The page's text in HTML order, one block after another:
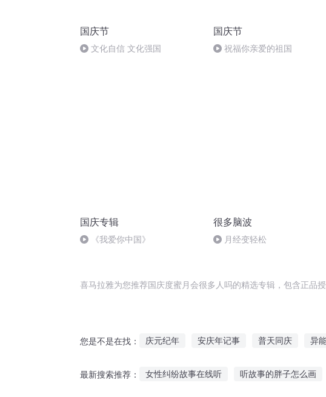
国庆节
文化自信 文化强国
国庆节
祝福你亲爱的祖国
国庆专辑
《我爱你中国》
很多脑波
月经变轻松
喜马拉雅为您推荐国庆度蜜月会很多人吗的精选专辑，包含正品
您是不是在找： 庆元纪年 安庆年记事 普天同庆 异
最新搜索推荐： 女性纠纷故事在线听 听故事的胖子怎么画